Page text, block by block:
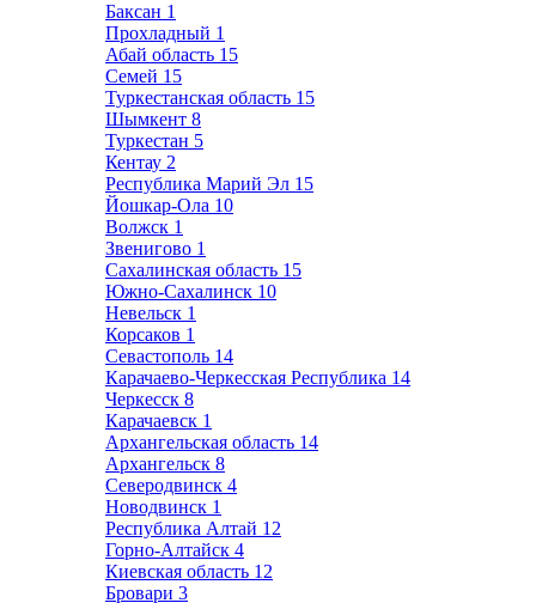
Баксан 1
Прохладный 1
Абай область 15
Семей 15
Туркестанская область 15
Шымкент 8
Туркестан 5
Кентау 2
Республика Марий Эл 15
Йошкар-Ола 10
Волжск 1
Звенигово 1
Сахалинская область 15
Южно-Сахалинск 10
Невельск 1
Корсаков 1
Севастополь 14
Карачаево-Черкесская Республика 14
Черкесск 8
Карачаевск 1
Архангельская область 14
Архангельск 8
Северодвинск 4
Новодвинск 1
Республика Алтай 12
Горно-Алтайск 4
Киевская область 12
Бровари 3